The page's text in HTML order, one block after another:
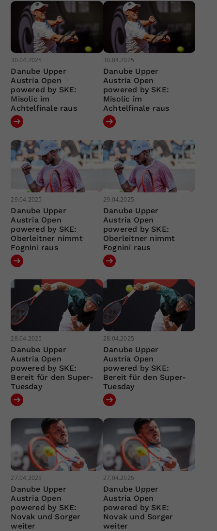
30.04.2025
Danube Upper
Austria Open
powered by SKE:
Misolic im
Achtelfinale raus
30.04.2025
Danube Upper
Austria Open
powered by SKE:
Misolic im
Achtelfinale raus
29.04.2025
Danube Upper
Austria Open
powered by SKE:
Oberleitner nimmt
Fognini raus
29.04.2025
Danube Upper
Austria Open
powered by SKE:
Oberleitner nimmt
Fognini raus
28.04.2025
Danube Upper
Austria Open
powered by SKE:
Bereit für den Super-
Tuesday
28.04.2025
Danube Upper
Austria Open
powered by SKE:
Bereit für den Super-
Tuesday
27.04.2025
Danube Upper
Austria Open
powered by SKE:
Novak und Sorger
weiter
27.04.2025
Danube Upper
Austria Open
powered by SKE:
Novak und Sorger
weiter